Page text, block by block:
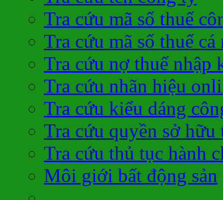
Tra cứu mã số thuế
Tra cứu mã số thuế cá
Tra cứu nợ thuế nhập
Tra cứu nhãn hiệu
Tra cứu kiểu dáng
Tra cứu quyền sở hữu
Tra cứu thủ tục hành
Môi giới bất động sản